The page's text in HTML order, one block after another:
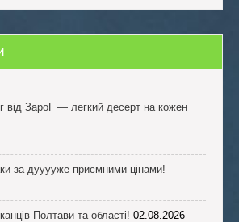
від ЗароГ — легкий десерт на кожен
за дууууже приємними цінами!
Полтави та області! 02.08.2026